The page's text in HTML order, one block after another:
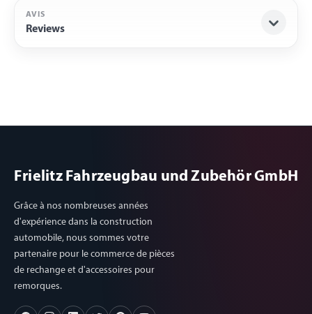
AVIS
Reviews
Frielitz Fahrzeugbau und Zubehör GmbH
Grâce à nos nombreuses années
d'expérience dans la construction
automobile, nous sommes votre
partenaire pour le commerce de pièces
de rechange et d'accessoires pour
remorques.